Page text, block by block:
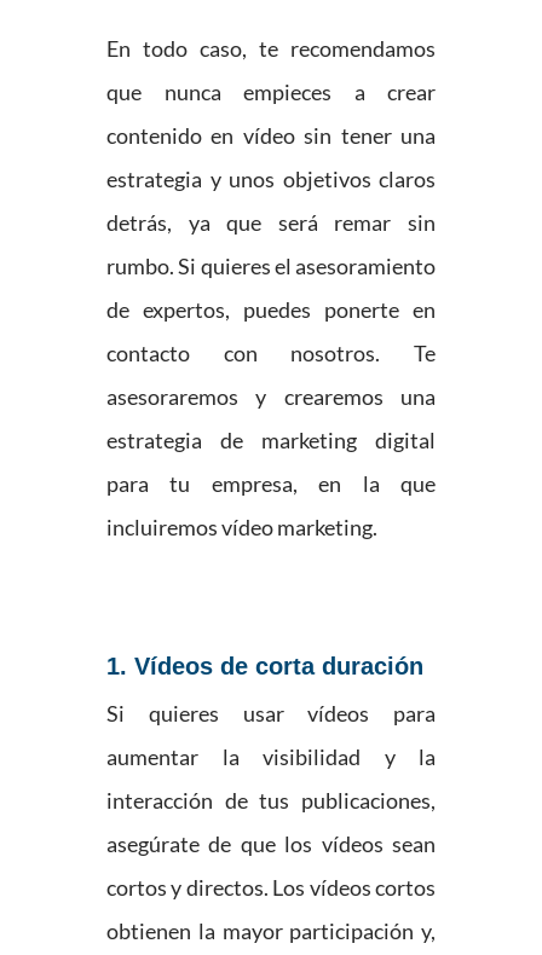
En todo caso, te recomendamos
que nunca empieces a crear
contenido en vídeo sin tener una
estrategia y unos objetivos claros
detrás, ya que será remar sin
rumbo. Si quieres el asesoramiento
de expertos, puedes ponerte en
contacto con nosotros. Te
asesoraremos y crearemos una
estrategia de marketing digital
para tu empresa, en la que
incluiremos vídeo marketing.
1. Vídeos de corta duración
Si quieres usar vídeos para
aumentar la visibilidad y la
interacción de tus publicaciones,
asegúrate de que los vídeos sean
cortos y directos. Los vídeos cortos
obtienen la mayor participación y,